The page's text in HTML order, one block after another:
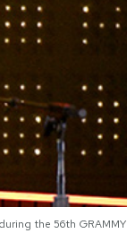
the 56th GRAMMY